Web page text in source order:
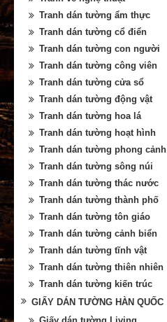
Tranh dán tường ẩm thực
Tranh dán tường cổ điển
Tranh dán tường con người
Tranh dán tường công viên
Tranh dán tường cửa sổ
Tranh dán tường động vật
Tranh dán tường hoa lá
Tranh dán tường hoạt hình
Tranh dán tường phong cảnh
Tranh dán tường sông núi
Tranh dán tường thác nước
Tranh dán tường thành phố
Tranh dán tường tôn giáo
Tranh dán tường cảnh biển
Tranh dán tường tĩnh vật
Tranh dán tường thiên nhiên
Tranh dán tường kiến trúc
GIẤY DÁN TƯỜNG HÀN QUỐC